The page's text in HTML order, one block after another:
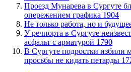
​Проезд Мунарева в Сургуте
опережением графика 1904
​Не только работа, но и
​У речпорта в Сургуте
асфальт с арматурой 1790
В Сургуте подростки избили
просьбы не кидать петарды